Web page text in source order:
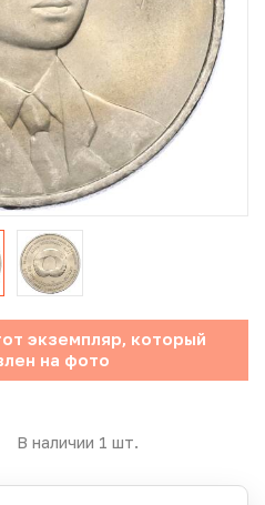
(с 1999 года)
монеты СССР и России
(Unusual)
монеты
экземпляр, который
на фото
В наличии 1 шт.